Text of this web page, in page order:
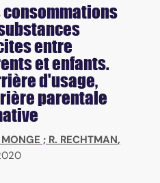
consommations
entre
et enfants.
d'usage,
parentale
; R. RECHTMAN,